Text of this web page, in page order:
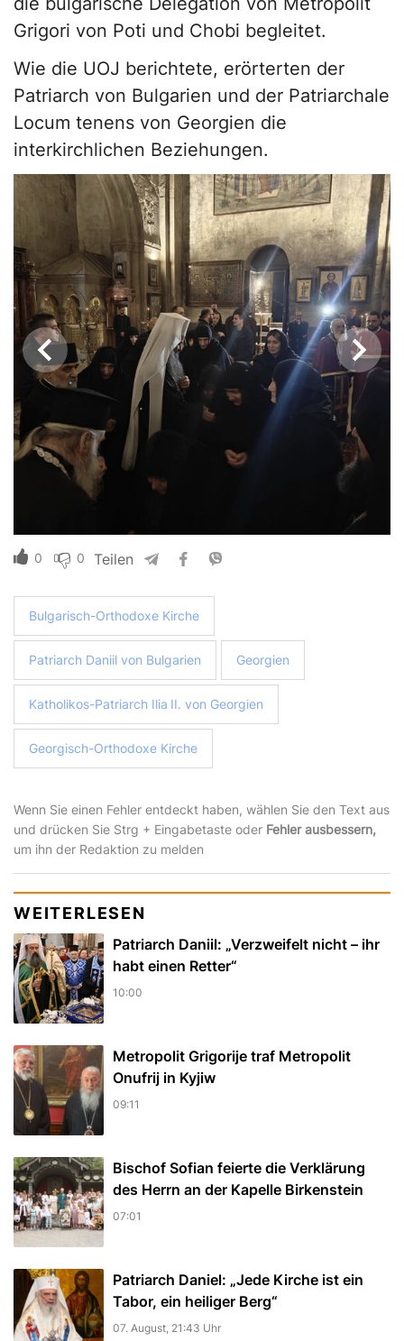
Grigori von Poti und Chobi begleitet.
Wie die UOJ berichtete, erörterten der
Patriarch von Bulgarien und der Patriarchale
Locum tenens von Georgien die
interkirchlichen Beziehungen.
0 0 Teilen
Bulgarisch-Orthodoxe Kirche
Patriarch Daniil von Bulgarien Georgien
Katholikos-Patriarch Ilia II. von Georgien
Georgisch-Orthodoxe Kirche
Wenn Sie einen Fehler entdeckt haben, wählen Sie den Text aus
und drücken Sie Strg + Eingabetaste oder Fehler ausbessern,
um ihn der Redaktion zu melden
WEITERLESEN
Patriarch Daniil: „Verzweifelt nicht – ihr
habt einen Retter“
10:00
Metropolit Grigorije traf Metropolit
Onufrij in Kyjiw
09:11
Bischof Sofian feierte die Verklärung
des Herrn an der Kapelle Birkenstein
07:01
Patriarch Daniel: „Jede Kirche ist ein
Tabor, ein heiliger Berg“
07. August, 21:43 Uhr